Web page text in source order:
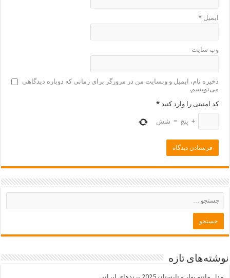
ایمیل*
وب‌ سایت
ذخیره نام، ایمیل و وبسایت من در مرورگر برای زمانی که دوباره دیدگاهی
می‌نویسم.
کد امنیتی را وارد کنید *
+ پنج = شش
نوشته‌های تازه